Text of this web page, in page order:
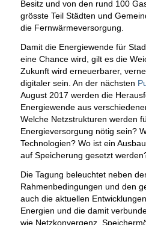
Besitz und von den rund 100
grösste Teil Städten und
die Fernwärmeversorgung.
Damit die Energiewende für
eine Chance wird, gilt es die
Zukunft wird erneuerbarer,
digitaler sein. An der nächsten
August 2017 werden die
Energiewende aus
Welche Netzstrukturen werden
Energieversorgung nötig sein?
Technologien? Wo ist ein
auf Speicherung gesetzt
Die Tagung beleuchtet neben
Rahmenbedingungen und den
auch die aktuellen
Energien und die damit
wie Netzkonvergenz,